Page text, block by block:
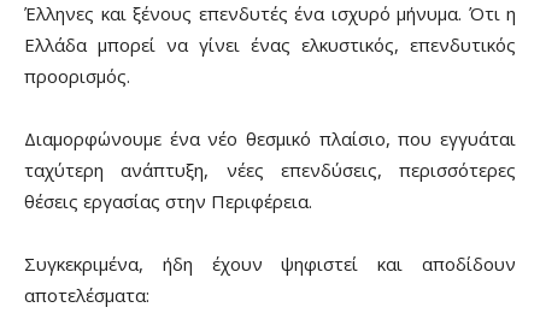
Έλληνες και ξένους επενδυτές ένα ισχυρό μήνυμα. Ότι η
Ελλάδα μπορεί να γίνει ένας ελκυστικός, επενδυτικός
προορισμός.
Διαμορφώνουμε ένα νέο θεσμικό πλαίσιο, που εγγυάται
ταχύτερη ανάπτυξη, νέες επενδύσεις, περισσότερες
θέσεις εργασίας στην Περιφέρεια.
Συγκεκριμένα, ήδη έχουν ψηφιστεί και αποδίδουν
αποτελέσματα: